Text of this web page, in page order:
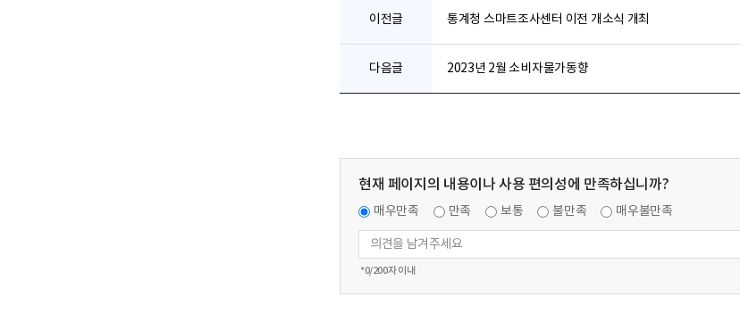
이전글 통계청 스마트조사센터 이전 개소식 개최
다음글 2023년 2월 소비자물가동향
현재 페이지의 내용이나 사용 편의성에 만족하십니까?
매우만족 만족 보통 불만족 매우불만족
*0/200자 이내